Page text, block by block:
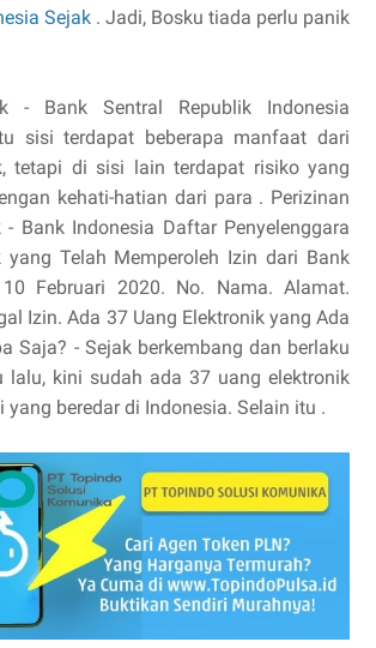
Sejak . Jadi, Bosku tiada perlu panik
- Bank Sentral Republik Indonesia
sisi terdapat beberapa manfaat dari
tetapi di sisi lain terdapat risiko yang
kehati-hatian dari para . Perizinan
- Bank Indonesia Daftar Penyelenggara
yang Telah Memperoleh Izin dari Bank
Februari 2020. No. Nama. Alamat.
Izin. Ada 37 Uang Elektronik yang Ada
Saja? - Sejak berkembang dan berlaku
lalu, kini sudah ada 37 uang elektronik
yang beredar di Indonesia. Selain itu .